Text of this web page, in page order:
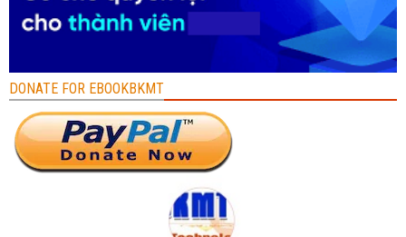
DONATE FOR EBOOKBKMT